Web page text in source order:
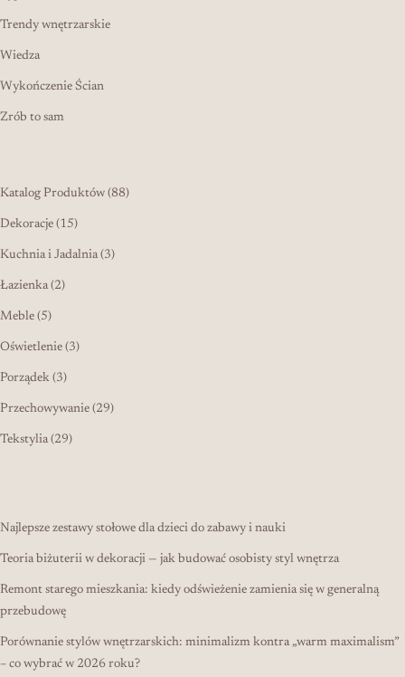
Trendy wnętrzarskie
Wiedza
Wykończenie Ścian
Zrób to sam
Katalog Produktów 8888 produktów
Dekoracje 1515 produktów
Kuchnia i Jadalnia 33 produkty
Łazienka 22 produkty
Meble 55 produktów
Oświetlenie 33 produkty
Porządek 33 produkty
Przechowywanie 2929 produktów
Tekstylia 2929 produktów
Najlepsze zestawy stołowe dla dzieci do zabawy i nauki
Teoria biżuterii w dekoracji — jak budować osobisty styl wnętrza
Remont starego mieszkania: kiedy odświeżenie zamienia się w generalną
przebudowę
Porównanie stylów wnętrzarskich: minimalizm kontra „warm maximalism”
– co wybrać w 2026 roku?